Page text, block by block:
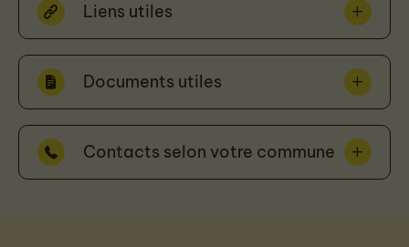
Liens utiles
Documents utiles
Contacts selon votre commune